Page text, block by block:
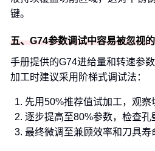
键。
五、G74参数调试中容易被忽视
手册提供的G74进给量和转速参
加工时建议采用阶梯式调试法：
先用50%推荐值试加工，观
逐步提高至80%参数，检查孔
最终微调至兼顾效率和刀具寿